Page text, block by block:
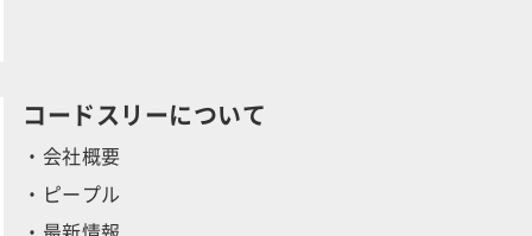
コードスリーについて
・会社概要
・ピープル
・最新情報